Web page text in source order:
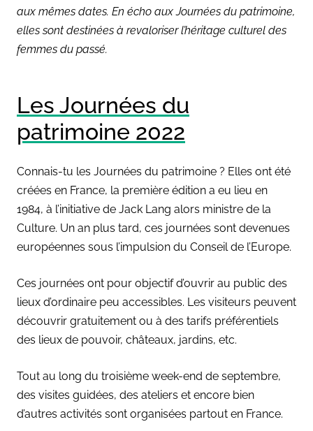
aux mêmes dates. En écho aux Journées du patrimoine,
elles sont destinées à revaloriser l’héritage culturel des
femmes du passé.
Les Journées du
patrimoine 2022
Connais-tu les Journées du patrimoine ? Elles ont été
créées en France, la première édition a eu lieu en
1984, à l’initiative de Jack Lang alors ministre de la
Culture. Un an plus tard, ces journées sont devenues
européennes sous l’impulsion du Conseil de l’Europe.
Ces journées ont pour objectif d’ouvrir au public des
lieux d’ordinaire peu accessibles. Les visiteurs peuvent
découvrir gratuitement ou à des tarifs préférentiels
des lieux de pouvoir, châteaux, jardins, etc.
Tout au long du troisième week-end de septembre,
des visites guidées, des ateliers et encore bien
d’autres activités sont organisées partout en France.